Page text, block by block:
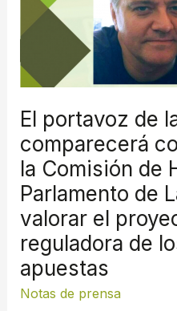
El portavoz de
comparecerá
la Comisión de
Parlamento de
valorar el
reguladora de
apuestas
Notas de prensa
UTSAJU
comparecerá
como
experto
la
Comisión
de
Hacienda
Parlamento
de
La
Rioja